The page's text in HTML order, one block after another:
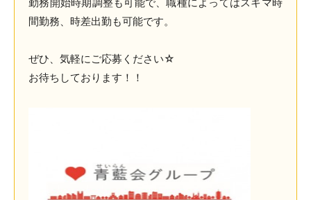
間勤務、時差出勤も可能です。
ぜひ、気軽にご応募ください☆
お待ちしております！！